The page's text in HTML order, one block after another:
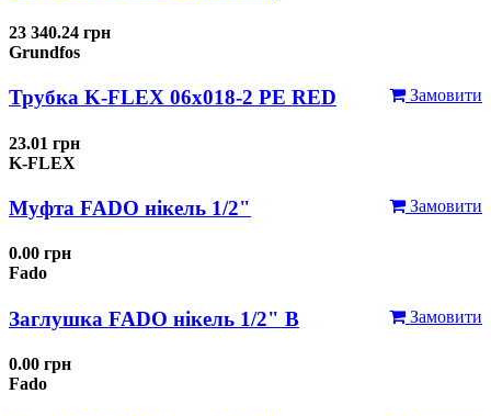
23 340.24 грн
Grundfos
Замовити
Трубка K-FLEX 06x018-2 РЕ RED
23.01 грн
K-FLEX
Замовити
Муфта FADO нікель 1/2"
0.00 грн
Fado
Замовити
Заглушка FADO нікель 1/2" В
0.00 грн
Fado